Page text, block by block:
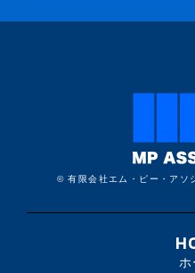
© 有限会社エム・ピー・ア
ホ